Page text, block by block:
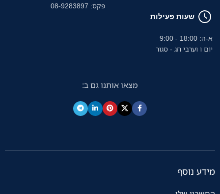
שעות פעילות
א-ה: 18:00 - 9:00
יום ו וערבי חג - סגור
פקס: 08-9283897
מצאו אותנו גם ב:
מידע נוסף